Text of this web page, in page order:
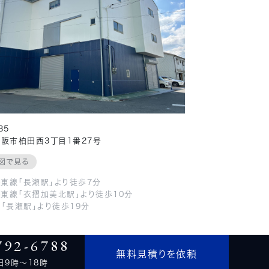
市柏田西3丁目1番27号
で見る
線「長瀬駅」より徒歩7分
線「衣摺加美北駅」より徒歩10分
長瀬駅」より徒歩19分
6788
9時～18時
無料見積りを依頼